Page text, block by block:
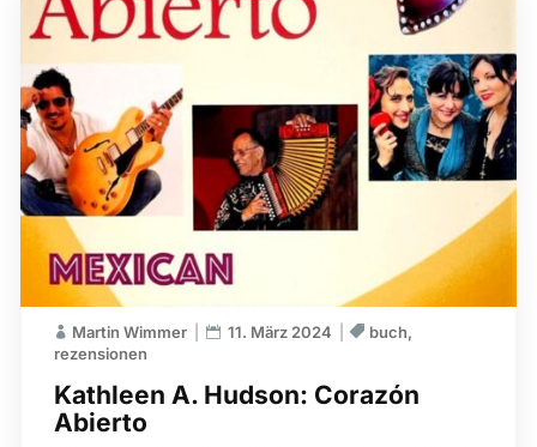
Kathleen A. Hudson: Corazón
Abierto
Martin Wimmer 11. März 2024
buch
rezensionen